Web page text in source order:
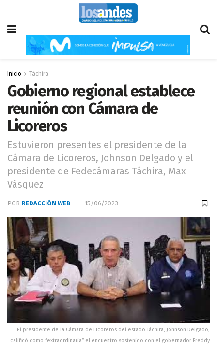
Inicio Táchira
Gobierno regional establece
reunión con Cámara de
Licoreros
Estuvieron presentes el presidente de la
Cámara de Licoreros, Johnson Delgado y el
presidente de Fedecámaras Táchira, Max
Vásquez
POR REDACCIÓN WEB 15/06/2023
El presidente de la Cámara de Licoreros del estado Táchira, Johnson Delgado,
calificó como “extraordinaria” el encuentro sostenido con el gobernador Freddy